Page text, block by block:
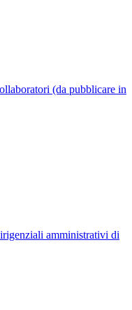
(da pubblicare in
amministrativi di